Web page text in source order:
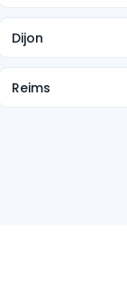
Dijon
Reims